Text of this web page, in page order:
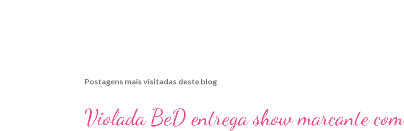
Postagens mais visitadas deste blog
Violada BeD entrega show marcante com